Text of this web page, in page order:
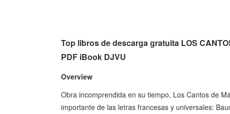
Top libros de descarga gratuita LOS
PDF iBook DJVU
Overview
Obra incomprendida en su tiempo, Los Cantos de
importante de las letras francesas y universales: